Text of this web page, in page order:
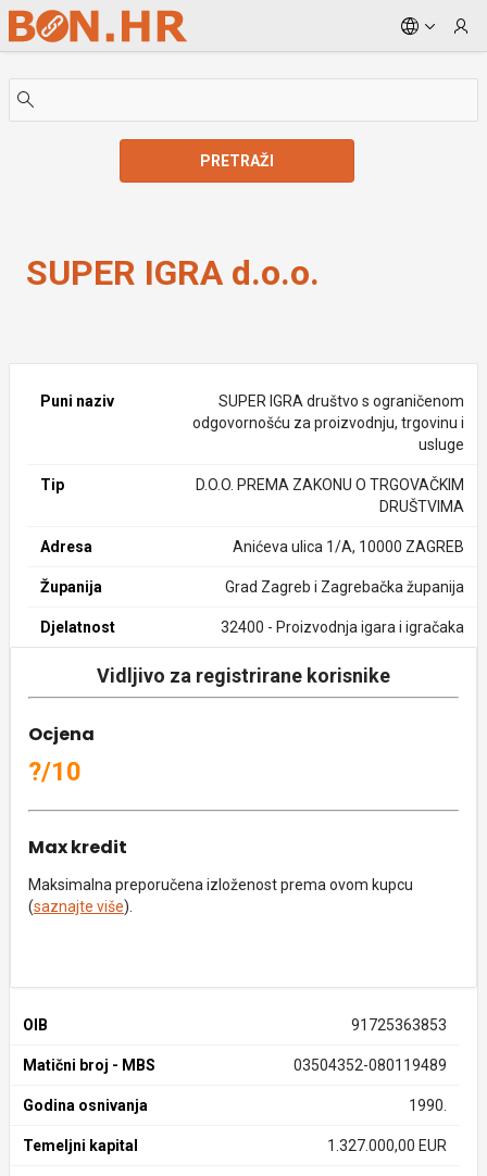
Skip to Main Content
PRETRAŽI
SUPER IGRA d.o.o.
Puni naziv
SUPER IGRA društvo s ograničenom
odgovornošću za proizvodnju, trgovinu i
usluge
Tip
D.O.O. PREMA ZAKONU O TRGOVAČKIM
DRUŠTVIMA
Adresa Anićeva ulica 1/A, 10000 ZAGREB
Županija Grad Zagreb i Zagrebačka županija
Djelatnost 32400 - Proizvodnja igara i igračaka
Vidljivo za registrirane korisnike
Ocjena
?/10
Max kredit
Maksimalna preporučena izloženost prema ovom kupcu
(saznajte više).
OIB 91725363853
Matični broj - MBS 03504352-080119489
Godina osnivanja 1990.
Temeljni kapital 1.327.000,00 EUR